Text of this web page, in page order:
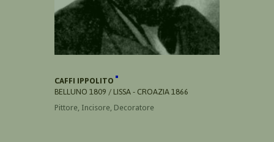
CAFFI IPPOLITO
BELLUNO 1809 / LISSA - CROAZIA 1866
Pittore, Incisore, Decoratore